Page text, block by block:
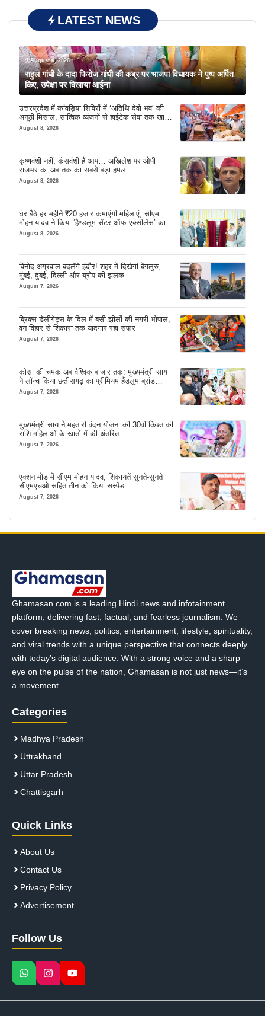
LATEST NEWS
August 8, 2026
राहुल गांधी के दादा फिरोज गांधी की कब्र पर भाजपा विधायक ने पुष्प अर्पित
किए, उपेक्षा पर दिखाया आईना
उत्तरप्रदेश में कांवड़िया शिविरों में ‘अतिथि देवो भव’ की
अनूठी मिसाल, सात्विक व्यंजनों से हाईटेक सेवा तक खास
इंतजाम
August 8, 2026
कृष्णवंशी नहीं, कंसवंशी हैं आप… अखिलेश पर ओपी
राजभर का अब तक का सबसे बड़ा हमला
August 8, 2026
घर बैठे हर महीने ₹20 हजार कमाएंगी महिलाएं, सीएम
मोहन यादव ने किया ‘हैण्डलूम सेंटर ऑफ एक्सीलेंस’ का
शुभारंभ
August 8, 2026
विनोद अग्रवाल बदलेंगे इंदौर! शहर में दिखेगी बेंगलुरु,
मुंबई, दुबई, दिल्ली और यूरोप की झलक
August 7, 2026
ब्रिक्स डेलीगेट्स के दिल में बसी झीलों की नगरी भोपाल,
वन विहार से शिकारा तक यादगार रहा सफर
August 7, 2026
कोसा की चमक अब वैश्विक बाजार तक: मुख्यमंत्री साय
ने लॉन्च किया छत्तीसगढ़ का प्रीमियम हैंडलूम ब्रांड
‘कोशल फैब’
August 7, 2026
मुख्यमंत्री साय ने महतारी वंदन योजना की 30वीं किश्त की
राशि महिलाओं के खातों में की अंतरित
August 7, 2026
एक्शन मोड में सीएम मोहन यादव, शिकायतें सुनते-सुनते
सीएमएचओ सहित तीन को किया सस्पेंड
August 7, 2026
Ghamasan.com is a leading Hindi news and infotainment
platform, delivering fast, factual, and fearless journalism. We
cover breaking news, politics, entertainment, lifestyle, spirituality,
and viral trends with a unique perspective that connects deeply
with today’s digital audience. With a strong voice and a sharp
eye on the pulse of the nation, Ghamasan is not just news—it’s
a movement.
Categories
Madhya Pradesh
Uttrakhand
Uttar Pradesh
Chattisgarh
Quick Links
About Us
Contact Us
Privacy Policy
Advertisement
Follow Us